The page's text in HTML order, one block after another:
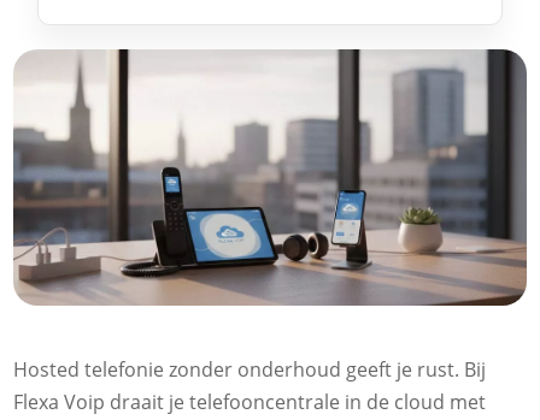
Hosted telefonie zonder onderhoud geeft je rust. Bij
Flexa Voip draait je telefooncentrale in de cloud met